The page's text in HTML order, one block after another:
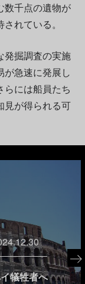
数千点の遺物が
れている。
発掘調査の実施
が急速に発展し
らには船員たち
見が得られる可
犠牲者へ